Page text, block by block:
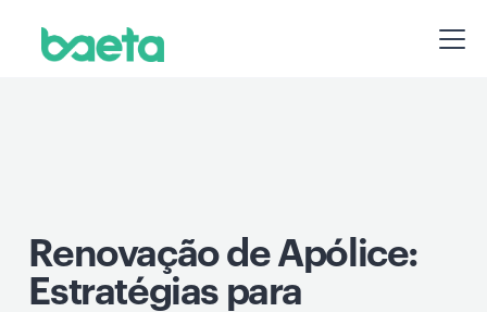
Renovação de Apólice:
Estratégias para